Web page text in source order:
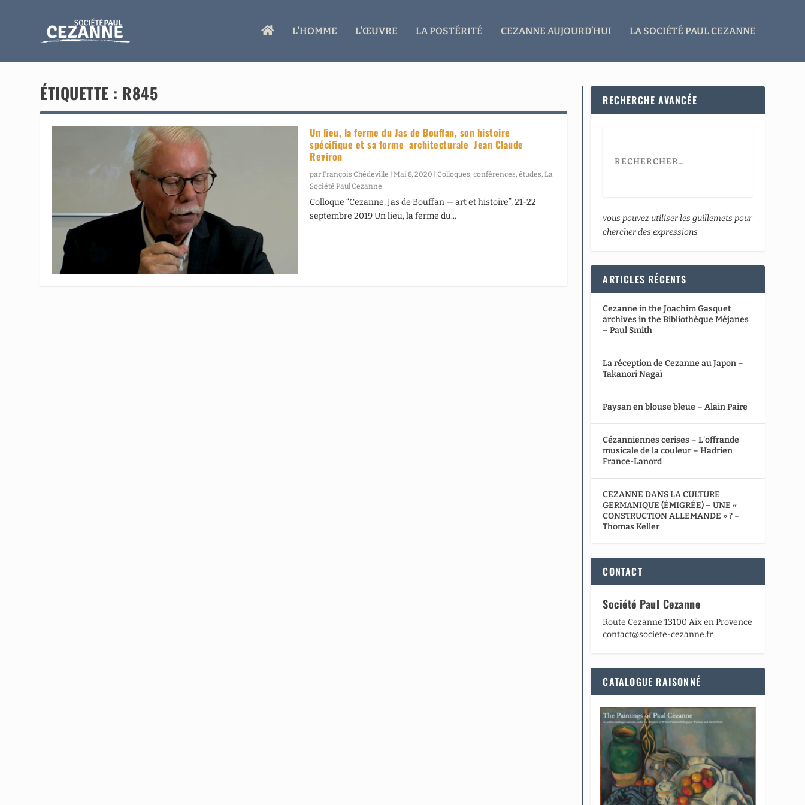
A
L’HOMME L’ŒUVRE LA POSTÉRITÉ CEZANNE AUJOURD’HUI LA SOCIÉTÉ PAUL CEZANNE
ÉTIQUETTE : R845
Un lieu, la ferme du Jas de Bouffan, son histoire
spécifique et sa forme architecturale Jean Claude
Reviron
parFrançois Chédeville |Mai 8, 2020 |Colloques, conférences, études,La
Société Paul Cezanne
Colloque “Cezanne, Jas de Bouffan — art et histoire”, 21-22
septembre 2019 Un lieu, la ferme du...
RECHERCHE AVANCÉE
vous pouvez utiliser les guillemets pour
chercher des expressions
ARTICLES RÉCENTS
Cezanne in the Joachim Gasquet
archives in the Bibliothèque Méjanes
– Paul Smith
La réception de Cezanne au Japon –
Takanori Nagaï
Paysan en blouse bleue – Alain Paire
Cézanniennes cerises – L’offrande
musicale de la couleur – Hadrien
France-Lanord
CEZANNE DANS LA CULTURE
GERMANIQUE (ÉMIGRÉE) – UNE «
CONSTRUCTION ALLEMANDE » ? –
Thomas Keller
CONTACT
Société Paul Cezanne
Route Cezanne 13100 Aix en Provence
contact@societe-cezanne.fr
CATALOGUE RAISONNÉ